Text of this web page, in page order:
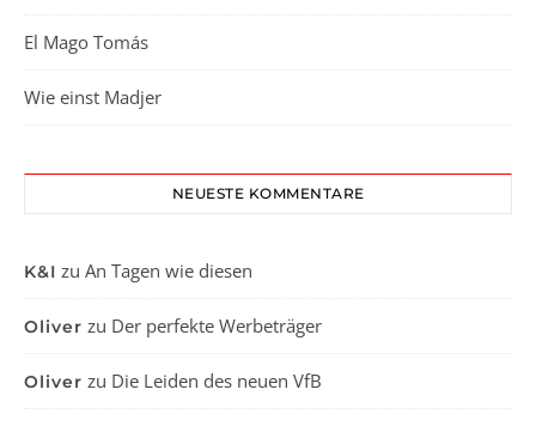
El Mago Tomás
Wie einst Madjer
NEUESTE KOMMENTARE
K&I zu An Tagen wie diesen
Oliver zu Der perfekte Werbeträger
Oliver zu Die Leiden des neuen VfB